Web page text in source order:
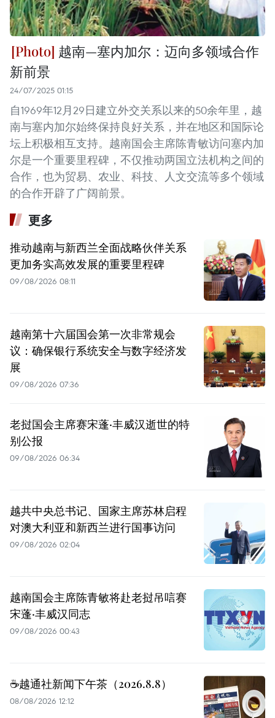
越南—塞内加尔：迈向多领域合作
新前景
24/07/2025 01:15
自1969年12月29日建立外交关系以来的50余年里，越
南与塞内加尔始终保持良好关系，并在地区和国际论
坛上积极相互支持。越南国会主席陈青敏访问塞内加
尔是一个重要里程碑，不仅推动两国立法机构之间的
合作，也为贸易、农业、科技、人文交流等多个领域
的合作开辟了广阔前景。
更多
推动越南与新西兰全面战略伙伴关系
更加务实高效发展的重要里程碑
09/08/2026 08:11
越南第十六届国会第一次非常规会
议：确保银行系统安全与数字经济发
展
09/08/2026 07:36
老挝国会主席赛宋蓬·丰威汉逝世的特
别公报
09/08/2026 06:34
越共中央总书记、国家主席苏林启程
对澳大利亚和新西兰进行国事访问
09/08/2026 02:04
越南国会主席陈青敏将赴老挝吊唁赛
宋蓬·丰威汉同志
09/08/2026 00:43
☕️越通社新闻下午茶（2026.8.8）
08/08/2026 12:12